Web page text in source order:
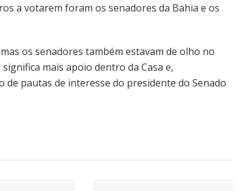
a votarem foram os senadores da Bahia e os
os senadores também estavam de olho no
mais apoio dentro da Casa e,
de pautas de interesse do presidente do Senado